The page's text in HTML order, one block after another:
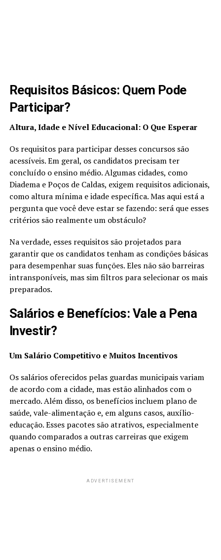
Requisitos Básicos: Quem Pode
Participar?
Altura, Idade e Nível Educacional: O Que Esperar
Os requisitos para participar desses concursos são
acessíveis. Em geral, os candidatos precisam ter
concluído o ensino médio. Algumas cidades, como
Diadema e Poços de Caldas, exigem requisitos adicionais,
como altura mínima e idade específica. Mas aqui está a
pergunta que você deve estar se fazendo: será que esses
critérios são realmente um obstáculo?
Na verdade, esses requisitos são projetados para
garantir que os candidatos tenham as condições básicas
para desempenhar suas funções. Eles não são barreiras
intransponíveis, mas sim filtros para selecionar os mais
preparados.
Salários e Benefícios: Vale a Pena
Investir?
Um Salário Competitivo e Muitos Incentivos
Os salários oferecidos pelas guardas municipais variam
de acordo com a cidade, mas estão alinhados com o
mercado. Além disso, os benefícios incluem plano de
saúde, vale-alimentação e, em alguns casos, auxílio-
educação. Esses pacotes são atrativos, especialmente
quando comparados a outras carreiras que exigem
apenas o ensino médio.
ADVERTISEMENT